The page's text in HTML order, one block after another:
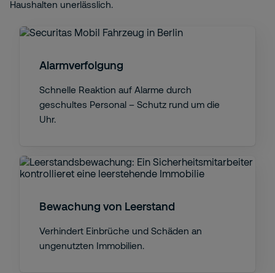
Haushalten unerlässlich.
Alarmverfolgung
Schnelle Reaktion auf Alarme durch
geschultes Personal – Schutz rund um die
Uhr.
Bewachung von Leerstand
Verhindert Einbrüche und Schäden an
ungenutzten Immobilien.